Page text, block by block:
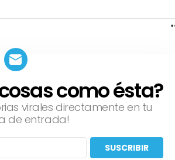
como ésta?
virales directamente en tu
de entrada!